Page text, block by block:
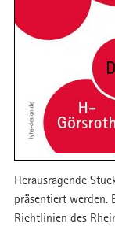
Herausragende
präsentiert werden.
Richtlinien des